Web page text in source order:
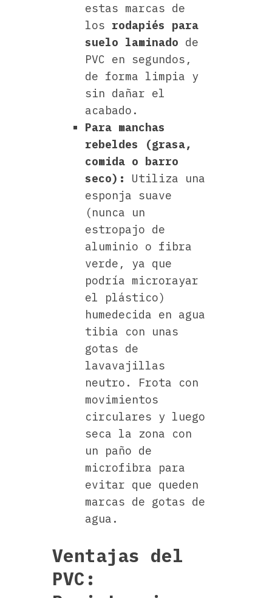
estas marcas de
los rodapiés para
suelo laminado de
PVC en segundos,
de forma limpia y
sin dañar el
acabado.
Para manchas
rebeldes (grasa,
comida o barro
seco):
Utiliza una
esponja suave
(nunca un
estropajo de
aluminio o fibra
verde, ya que
podría microrayar
el plástico)
humedecida en agua
tibia con unas
gotas de
lavavajillas
neutro. Frota con
movimientos
circulares y luego
seca la zona con
un paño de
microfibra para
evitar que queden
marcas de gotas de
agua.
Ventajas del
PVC: